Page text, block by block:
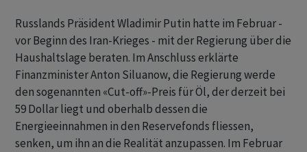
Russlands Präsident Wladimir Putin hatte im Februar -
vor Beginn des Iran-Krieges - ‌mit der Regierung über die
Haushaltslage beraten. Im Anschluss erklärte
Finanzminister Anton Siluanow, die Regierung werde
den sogenannten «Cut-off»-Preis ​für Öl, der derzeit bei
59 Dollar liegt und oberhalb dessen die
Energieeinnahmen in den Reservefonds fliessen,
senken, um ihn an die Realität anzupassen. Im Februar